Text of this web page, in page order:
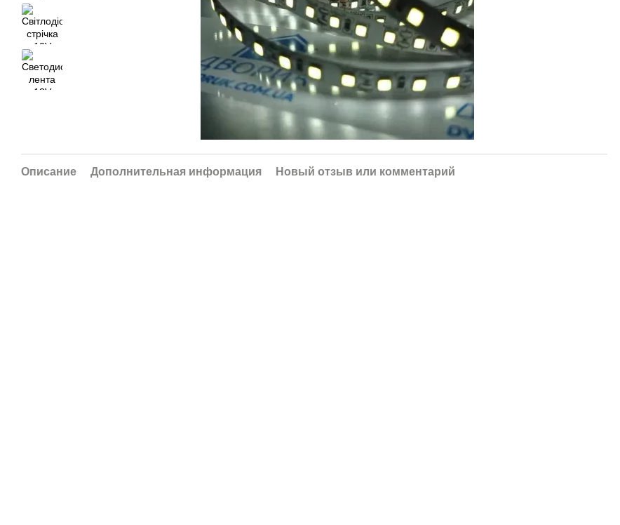
Описание Дополнительная информация Новый отзыв или комментарий